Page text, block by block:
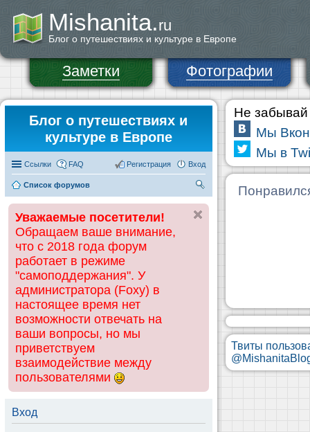
Mishanita.ru
Блог о путешествиях и культуре в Европе
Заметки Фотографии
Блог о путешествиях и
культуре в Европе
Ссылки FAQ Вход
Регистрация
Список форумов
ск
Уважаемые посетители!
Обращаем ваше внимание,
что с 2018 года форум
работает в режиме
"самоподдержания". У
администратора (Foxy) в
настоящее время нет
возможности отвечать на
ваши вопросы, но мы
приветствуем
взаимодействие между
пользователями
Вход
Не забывай
Мы
Мы в
Твиты